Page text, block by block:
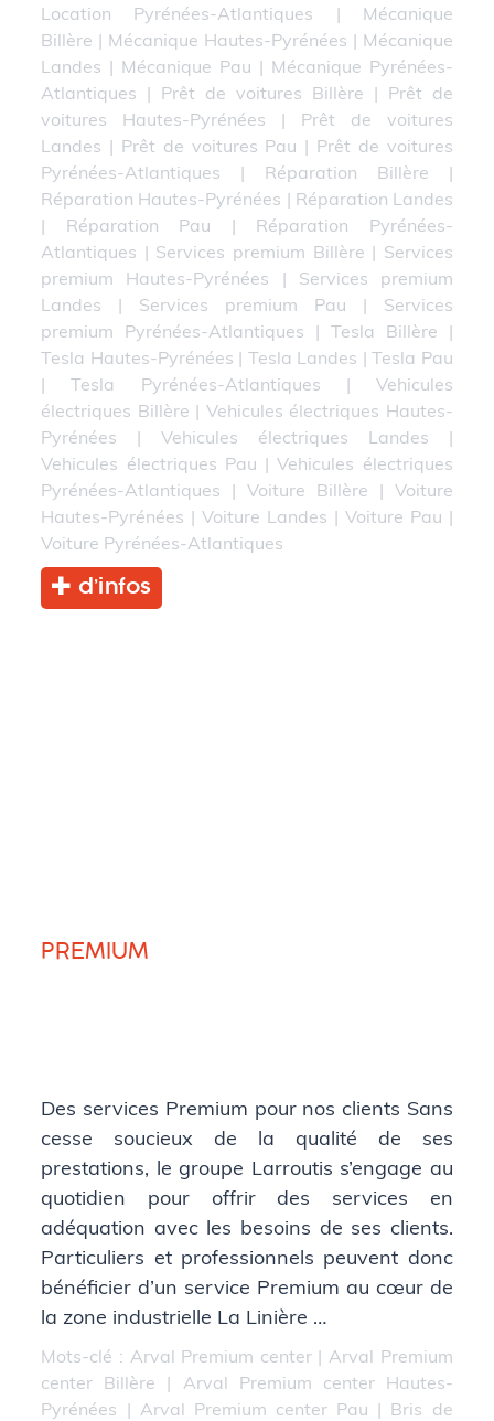
Location Pyrénées-Atlantiques | Mécanique
Billère | Mécanique Hautes-Pyrénées | Mécanique
Landes | Mécanique Pau | Mécanique Pyrénées-
Atlantiques | Prêt de voitures Billère | Prêt de
voitures Hautes-Pyrénées | Prêt de voitures
Landes | Prêt de voitures Pau | Prêt de voitures
Pyrénées-Atlantiques | Réparation Billère |
Réparation Hautes-Pyrénées | Réparation Landes
| Réparation Pau | Réparation Pyrénées-
Atlantiques | Services premium Billère | Services
premium Hautes-Pyrénées | Services premium
Landes | Services premium Pau | Services
premium Pyrénées-Atlantiques | Tesla Billère |
Tesla Hautes-Pyrénées | Tesla Landes |Tesla Pau
|Tesla Pyrénées-Atlantiques | Vehicules
électriques Billère | Vehicules électriques Hautes-
Pyrénées |Vehicules électriques Landes |
Vehicules électriques Pau |Vehicules électriques
Pyrénées-Atlantiques |Voiture Billère | Voiture
Hautes-Pyrénées |Voiture Landes | Voiture Pau |
Voiture Pyrénées-Atlantiques
d’infos
PREMIUM
Des services Premium pour nos clients Sans
cesse soucieux de la qualité de ses
prestations, le groupe Larroutis s’engage au
quotidien pour offrir des services en
adéquation avec les besoins de ses clients.
Particuliers et professionnels peuvent donc
bénéficier d’un service Premium au cœur de
la zone industrielle La Linière …
Mots-clé : Arval Premium center|Arval Premium
center Billère | Arval Premium center Hautes-
Pyrénées | Arval Premium center Pau | Bris de